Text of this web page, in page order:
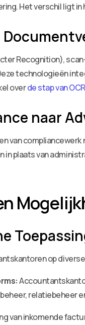
Het verschil ligt
Recognition),
technologieën
overde stap van
naar
van
in plaats van
op
relatiebeheer
van inkomende